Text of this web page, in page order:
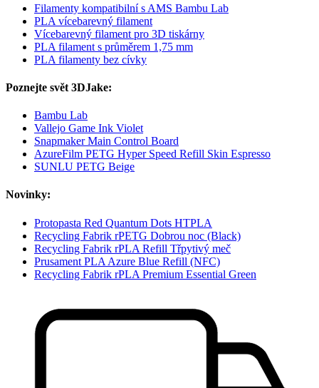
Filamenty kompatibilní s AMS Bambu Lab
PLA vícebarevný filament
Vícebarevný filament pro 3D tiskárny
PLA filament s průměrem 1,75 mm
PLA filamenty bez cívky
Poznejte svět 3DJake:
Bambu Lab
Vallejo Game Ink Violet
Snapmaker Main Control Board
AzureFilm PETG Hyper Speed Refill Skin Espresso
SUNLU PETG Beige
Novinky:
Protopasta Red Quantum Dots HTPLA
Recycling Fabrik rPETG Dobrou noc (Black)
Recycling Fabrik rPLA Refill Třpytivý meč
Prusament PLA Azure Blue Refill (NFC)
Recycling Fabrik rPLA Premium Essential Green